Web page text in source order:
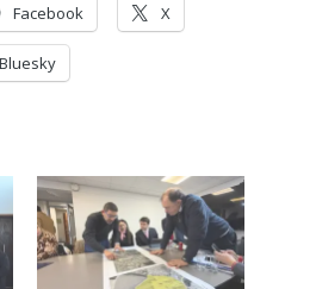
Facebook X
Bluesky